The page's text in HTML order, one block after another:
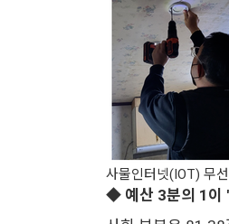
사물인터넷(IOT) 무
◆ 예산 3분의 1이